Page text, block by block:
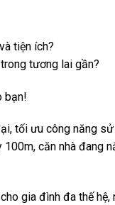
tiện ích?
tương lai gần?
bạn!
tối ưu công năng
căn nhà
gia đình đa thế